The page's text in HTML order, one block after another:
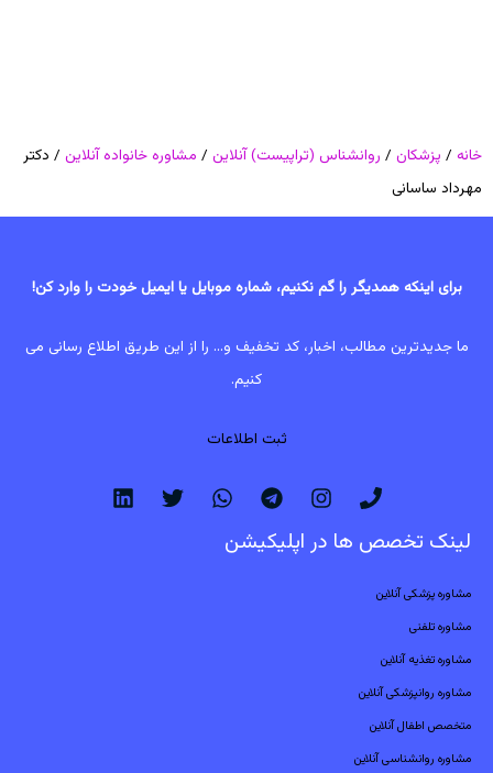
خانه / پزشکان / روانشناس (تراپیست) آنلاین / مشاوره خانواده آنلاین / دکتر
مهرداد ساسانی
برای اینکه همدیگر را گم نکنیم، شماره موبایل یا ایمیل خودت را وارد کن!
ما جدیدترین مطالب، اخبار، کد تخفیف و... را از این طریق اطلاع رسانی می
کنیم.
ثبت اطلاعات
لینک تخصص ها در اپلیکیشن
مشاوره پزشکی آنلاین
مشاوره تلفنی
مشاوره تغذیه آنلاین
مشاوره روانپزشکی آنلاین
متخصص اطفال آنلاین
مشاوره روانشناسی آنلاین